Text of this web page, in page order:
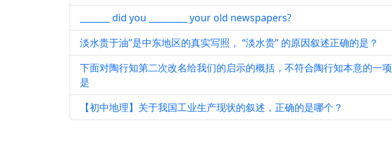
_______ did you _________ your old newspapers?
淡水贵于油”是中东地区的真实写照， “淡水贵” 的原因叙述正确的是？
下面对陶行知第二次改名给我们的启示的概括，不符合陶行知本意的一项
是
【初中地理】关于我国工业生产现状的叙述，正确的是哪个？